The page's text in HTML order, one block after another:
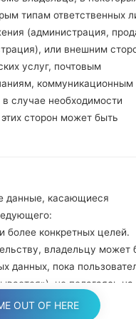
Нажмите и
громкости.
кабель.
Нажмите и
и домой.
Подключите
уменьшение звука и
появится на экране.
Укажите только
В конце нажмите
перезагрузится и
типам ответственных
(администрация,
или внешним
услуг, почтовым
коммуникационным
случае необходимости
сторон может быть
данные, касающиеся
более конкретных целей.
владельцу может
данных, пока
не полагаясь на
оснований. Это,
OUT OF HERE